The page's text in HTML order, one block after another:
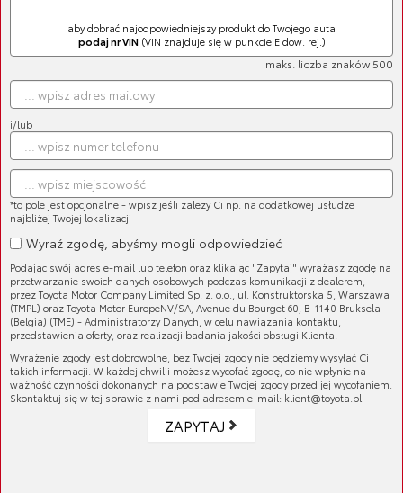
Zapasowy zestaw żarówek
Cena brutto:233,00 zł
Cena netto:189,43 zł
Zapasowy zestaw żarówek
Cena brutto:271,81 zł
Cena netto:220,98 zł
maks. liczba znaków 500
aby dobrać najodpowiedniejszy produkt do Twojego auta
podaj nr VIN(VIN znajduje się w punkcie E dow. rej.)
i/lub
*to pole jest opcjonalne - wpisz jeśli zależy Ci np. na dodatkowej usłudze
najbliżej Twojej lokalizacji
Wyraź zgodę, abyśmy mogli odpowiedzieć
Podając swój adres e-mail lub telefon oraz klikając "Zapytaj" wyrażasz zgodę na
przetwarzanie swoich danych osobowych podczas komunikacji z dealerem,
przez Toyota Motor Company Limited Sp. z. o.o., ul. Konstruktorska 5, Warszawa
(TMPL) oraz Toyota Motor EuropeNV/SA, Avenue du Bourget 60, B-1140 Bruksela
(Belgia) (TME) - Administratorzy Danych, w celu nawiązania kontaktu,
przedstawienia oferty, oraz realizacji badania jakości obsługi Klienta.
Wyrażenie zgody jest dobrowolne, bez Twojej zgody nie będziemy wysyłać Ci
takich informacji. W każdej chwilii możesz wycofać zgodę, co nie wpłynie na
ważność czynności dokonanych na podstawie Twojej zgody przed jej wycofaniem.
Skontaktuj się w tej sprawie z nami pod adresem e-mail: klient@toyota.pl
ZAPYTAJ